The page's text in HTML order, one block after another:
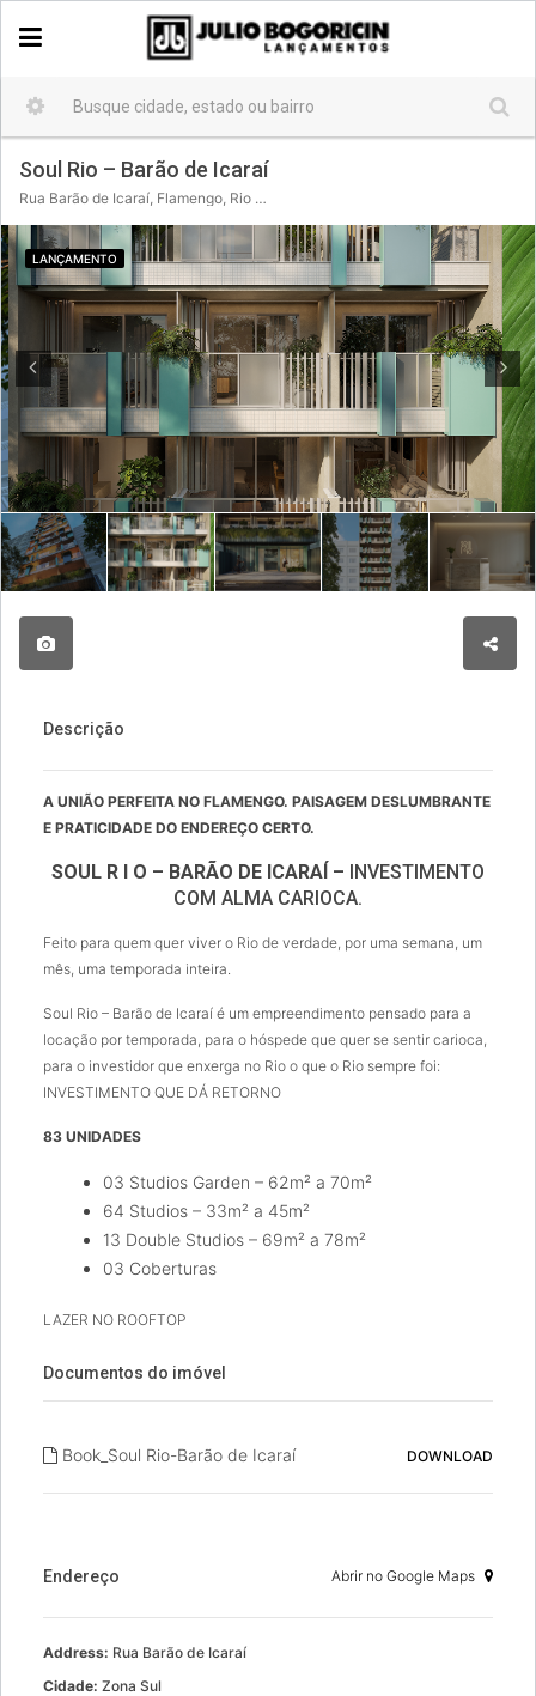
Soul Rio – Barão de Icaraí
Rua Barão de Icaraí, Flamengo, Rio de Janeiro, Região Sudeste, 22250-110, Brasil
LANÇAMENTO
Descrição
A UNIÃO PERFEITA NO FLAMENGO. PAISAGEM DESLUMBRANTE
E PRATICIDADE DO ENDEREÇO CERTO.
SOUL R I O – BARÃO DE ICARAÍ – INVESTIMENTO
COM ALMA CARIOCA.
Feito para quem quer viver o Rio de verdade, por uma semana, um
mês, uma temporada inteira.
Soul Rio – Barão de Icaraí é um empreendimento pensado para a
locação por temporada, para o hóspede que quer se sentir carioca,
para o investidor que enxerga no Rio o que o Rio sempre foi:
INVESTIMENTO QUE DÁ RETORNO
83 UNIDADES
03 Studios Garden – 62m² a 70m²
64 Studios – 33m² a 45m²
13 Double Studios – 69m² a 78m²
03 Coberturas
LAZER NO ROOFTOP
Documentos do imóvel
Book_Soul Rio-Barão de Icaraí DOWNLOAD
Endereço Abrir no Google Maps
Address: Rua Barão de Icaraí
Cidade: Zona Sul